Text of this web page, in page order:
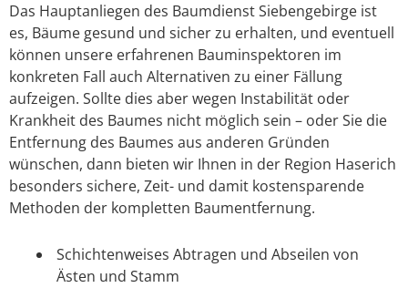
Das Hauptanliegen des Baumdienst Siebengebirge ist
es, Bäume gesund und sicher zu erhalten, und eventuell
können unsere erfahrenen Bauminspektoren im
konkreten Fall auch Alternativen zu einer Fällung
aufzeigen. Sollte dies aber wegen Instabilität oder
Krankheit des Baumes nicht möglich sein – oder Sie die
Entfernung des Baumes aus anderen Gründen
wünschen, dann bieten wir Ihnen in der Region Haserich
besonders sichere, Zeit- und damit kostensparende
Methoden der kompletten Baumentfernung.
Schichtenweises Abtragen und Abseilen von
Ästen und Stamm